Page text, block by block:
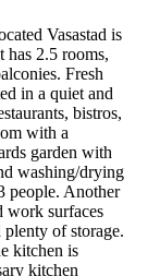
Vasastad is
has 2.5 rooms,
Fresh
in a quiet and
bistros,
with a
garden with
washing/drying
people. Another
work surfaces
of storage.
kitchen is
kitchen